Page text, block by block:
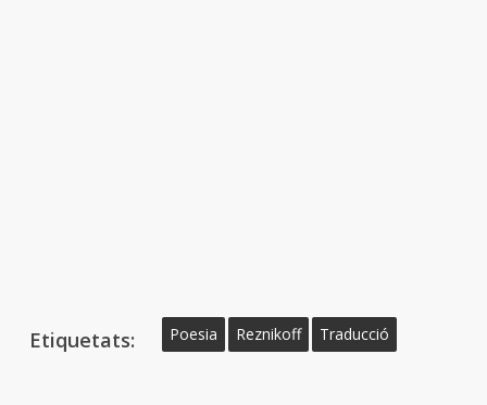
Etiquetats: Poesia Reznikoff Traducció